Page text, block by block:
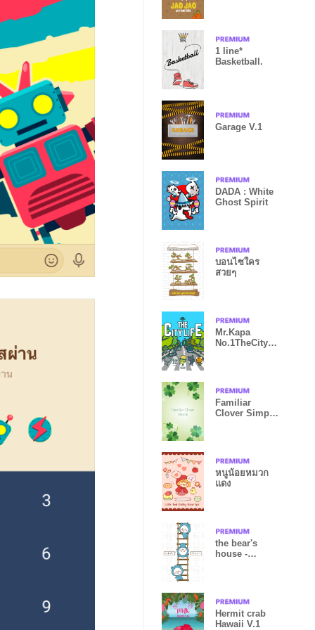
1 line*
Basketball.
Garage V.1
DADA : White
Ghost Spirit
บอนไซใคร
สวยๆ
Mr.Kapa
No.1TheCityLif
Familiar
Clover Simple
หนูน้อยหมวก
แดง
the bear's
house -
Hermit crab
Hawaii V.1